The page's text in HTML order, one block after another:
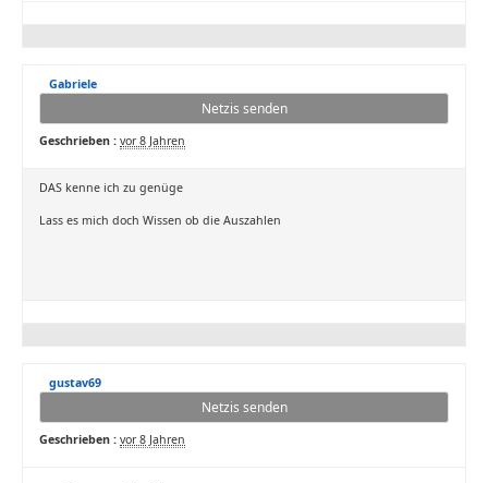
Gabriele
Netzis senden
Geschrieben : vor 8 Jahren
DAS kenne ich zu genüge
Lass es mich doch Wissen ob die Auszahlen
gustav69
Netzis senden
Geschrieben : vor 8 Jahren